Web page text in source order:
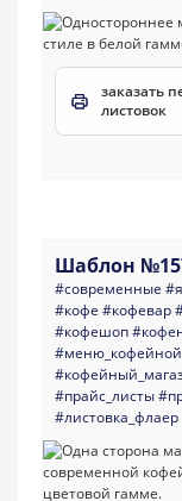
заказать
листовок
Шаблон
#современные
#кофе #кофевар
#кофешоп
#меню_кофейной
#прайс_листы
#листовка_флаер